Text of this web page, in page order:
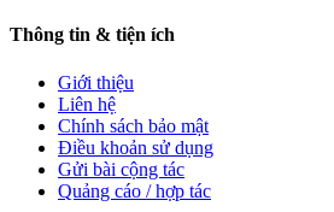
Thông tin & tiện ích
Giới thiệu
Liên hệ
Chính sách bảo mật
Điều khoản sử dụng
Gửi bài cộng tác
Quảng cáo / hợp tác